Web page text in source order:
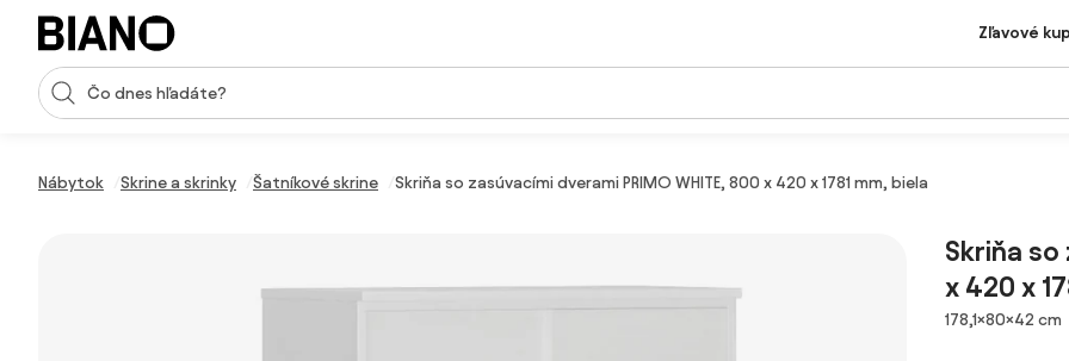
Preskočiť navigáciu, prejsť na obsah
Vstup pre vyhľadávanie
Zľavové
Nábytok Skrine a skrinky Šatníkové skrine Skriňa so zasúvacími dverami PRIMO WHITE, 800 x 420 x 1781 mm, biela
Skriňa so
x 420 x
Rozmery
178,1×80×42 cm